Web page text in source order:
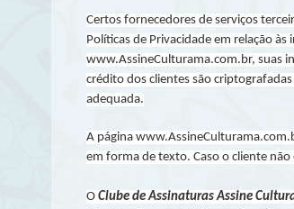
Certos fornecedores de serviços
Políticas de Privacidade em relação
www.AssineCulturama.com.br, suas
crédito dos clientes são
adequada.
A página
em forma de texto. Caso o cliente
O Clube de Assinaturas Assine